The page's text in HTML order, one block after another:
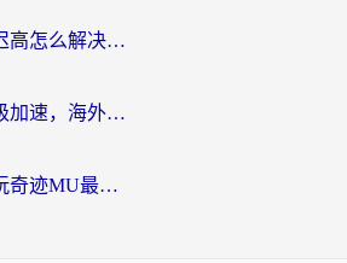
国外玩灌篮高手延迟高怎么解决？海外玩家国服游戏加速终极指南
非人学园加速器超级加速，海外玩家重返国服的通行证
国外用什么加速器玩奇迹MU最好？2026海外玩家国服游戏加速全攻略